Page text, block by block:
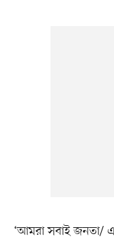
‘আমরা সবাই জনতা/